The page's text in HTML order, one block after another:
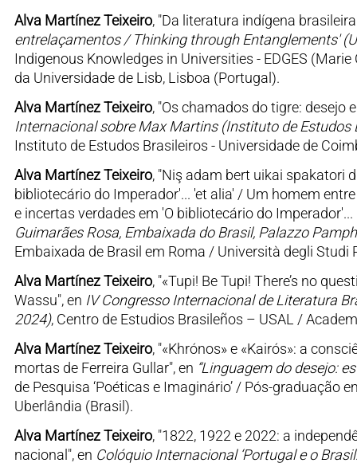
Alva Martínez Teixeiro, "Da literatura indígena
entrelaçamentos / Thinking through Entanglements'
Indigenous Knowledges in Universities - EDGES
da Universidade de Lisb, Lisboa (Portugal).
Alva Martínez Teixeiro, "Os chamados do tigre: desejo
Internacional sobre Max Martins (Instituto de Estudos
Instituto de Estudos Brasileiros - Universidade de
Alva Martínez Teixeiro, "Niş adam bert uikai spakatori
bibliotecário do Imperador'... 'et alia' / Um homem
e incertas verdades em 'O bibliotecário do Imperador'...
Guimarães Rosa, Embaixada do Brasil, Palazzo
Embaixada de Brasil em Roma / Università degli Studi
Alva Martínez Teixeiro, "«Tupi! Be Tupi! There’s no
Wassu", en IV Congresso Internacional de Literatura
2024), Centro de Estudios Brasileños – USAL /
Alva Martínez Teixeiro, "«Khrónos» e «Kairós»: a
mortas de Ferreira Gullar", en “Linguagem do desejo:
de Pesquisa ‘Poéticas e Imaginário’ / Pós-
Uberlândia (Brasil).
Alva Martínez Teixeiro, "1822, 1922 e 2022: a
nacional", en Colóquio Internacional ‘Portugal e o